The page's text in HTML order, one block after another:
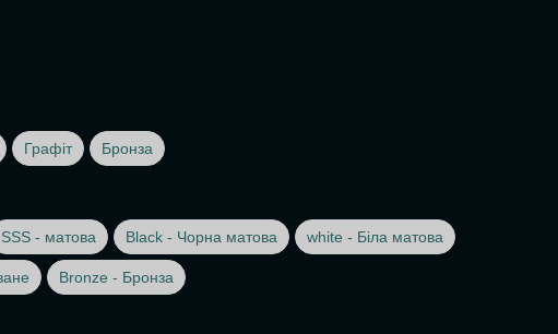
Графіт Бронза
SSS - матова Black - Чорна матова white - Біла матова
Bronze - Бронза